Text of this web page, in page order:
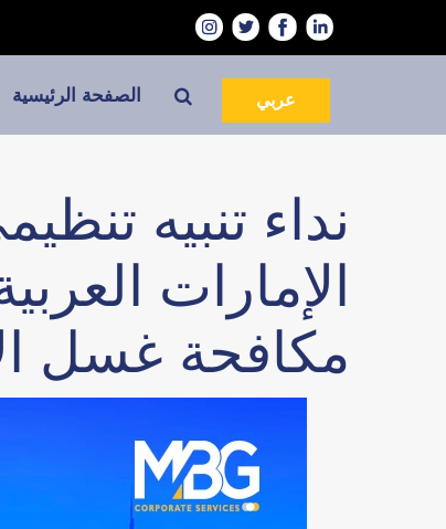
الصفحة الرئيسية عربي
نداء تنبيه
الإمارات
مكافحة غسل